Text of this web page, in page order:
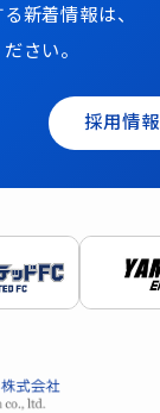
新着情報は、
さい。
採用情報